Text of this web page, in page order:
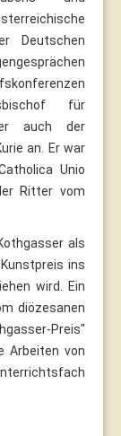
Deutschen
für
er auch der
an. Er war
Unio
Ritter vom
als
ins
wird. Ein
diözesanen
Preis"
Arbeiten von